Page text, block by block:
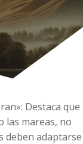
Destaca que
las mareas, no
deben adaptarse